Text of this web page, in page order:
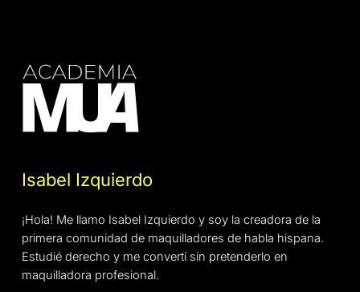
Isabel Izquierdo
¡Hola! Me llamo Isabel Izquierdo y soy la creadora de la
primera comunidad de maquilladores de habla hispana.
Estudié derecho y me convertí sin pretenderlo en
maquilladora profesional.